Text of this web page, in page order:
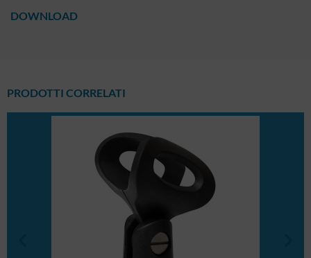
DOWNLOAD
PRODOTTI CORRELATI